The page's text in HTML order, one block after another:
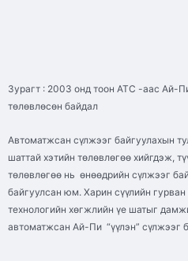
Зурагт : 2003 онд тоон АТС -аас Ай-
төлөвлөсөн байдал
Автоматжсан сүлжээг байгуулахын
шаттай хэтийн төлөвлөгөө хийгдэж,
төлөвлөгөө нь өнөөдрийн сүлжээг
байгуулсан юм. Харин сүүлийн
технологийн хөгжлийн үе шатыг
автоматжсан Ай-Пи “үүлэн” сүлжээг